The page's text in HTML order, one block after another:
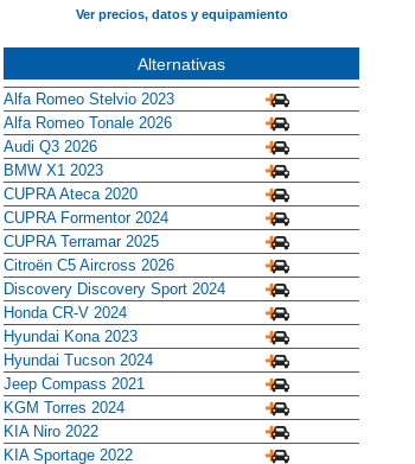
Aut: Automático | G: Gasolina
Alternativas
Alfa Romeo Stelvio 2023
Alfa Romeo Tonale 2026
Audi Q3 2026
BMW X1 2023
CUPRA Ateca 2020
CUPRA Formentor 2024
CUPRA Terramar 2025
Citroën C5 Aircross 2026
Discovery Discovery Sport 2024
Honda CR-V 2024
Hyundai Kona 2023
Hyundai Tucson 2024
Jeep Compass 2021
KGM Torres 2024
KIA Niro 2022